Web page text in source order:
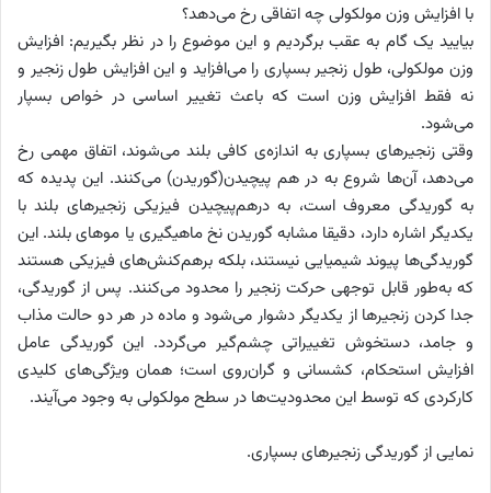
با افزایش وزن مولکولی چه اتفاقی رخ می‌دهد؟
بیایید یک گام به عقب برگردیم و این موضوع را در نظر بگیریم: افزایش
وزن مولکولی، طول زنجیر بسپاری را می‌افزاید و این افزایش طول زنجیر و
نه فقط افزایش وزن است که باعث تغییر اساسی در خواص بسپار
می‌شود.
وقتی زنجیرهای بسپاری به اندازه‌ی کافی بلند می‌شوند، اتفاق مهمی رخ
می‌دهد، آن‌ها شروع به در هم پیچیدن(گوریدن) می‌کنند. این پدیده که
به گوریدگی معروف است، به درهم‌پیچیدن فیزیکی زنجیرهای بلند با
یکدیگر اشاره دارد، دقیقا مشابه گوریدن نخ ماهیگیری یا موهای بلند. این
گوریدگی‌ها پیوند شیمیایی نیستند، بلکه برهم‌کنش‌های فیزیکی هستند
که به‌طور قابل توجهی حرکت زنجیر را محدود می‌کنند. پس از گوریدگی،
جدا کردن زنجیرها از یکدیگر دشوار می‌شود و ماده در هر دو حالت مذاب
و جامد، دستخوش تغییراتی چشم‌گیر می‌گردد. این گوریدگی عامل
افزایش استحکام، کشسانی و گران‌روی است؛ همان ویژگی‌های کلیدی
کارکردی که توسط این محدودیت‌ها در سطح مولکولی به وجود می‌آیند.
نمایی از گوریدگی زنجیرهای بسپاری.